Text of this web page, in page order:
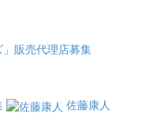
」販売代理店募集
佐藤康人